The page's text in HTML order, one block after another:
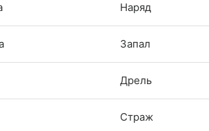
Наряд
Запал
Дрель
Страж